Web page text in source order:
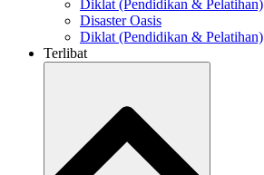
Diklat (Pendidikan & Pelatihan)
Disaster Oasis
Diklat (Pendidikan & Pelatihan)
Terlibat